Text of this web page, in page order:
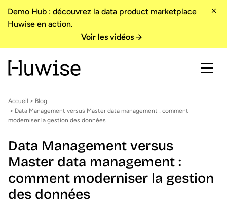
Demo Hub : découvrez la data product marketplace
Huwise en action.
Voir les vidéos
Accueil > Blog
> Data Management versus Master data management : comment
moderniser la gestion des données
Data Management versus
Master data management :
comment moderniser la gestion
des données